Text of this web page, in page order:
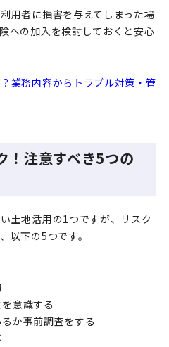
用者に損害を与えてしまった場
への加入を検討しておくと安心
？業務内容からトラブル対策・管
！注意すべき5つの
土地活用の1つですが、リスク
以下の5つです。
意識する
か事前調査をする